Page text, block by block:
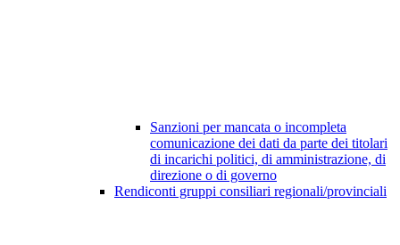
Sanzioni per mancata o incompleta
comunicazione dei dati da parte dei titolari
di incarichi politici, di amministrazione, di
direzione o di governo
Rendiconti gruppi consiliari regionali/provinciali